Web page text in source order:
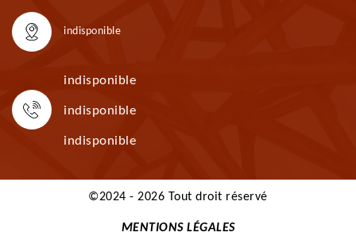
indisponible
indisponible
indisponible
indisponible
©2024 - 2026 Tout droit réservé
MENTIONS LÉGALES